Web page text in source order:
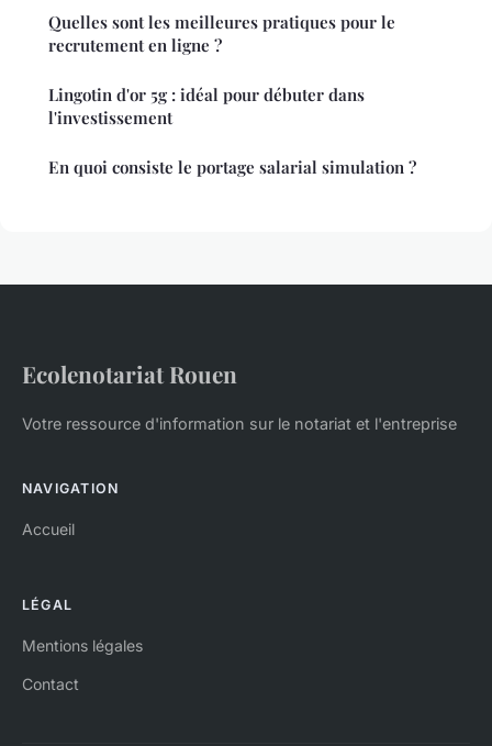
Quelles sont les meilleures pratiques pour le
recrutement en ligne ?
Lingotin d'or 5g : idéal pour débuter dans
l'investissement
En quoi consiste le portage salarial simulation ?
Ecolenotariat Rouen
Votre ressource d'information sur le notariat et l'entreprise
NAVIGATION
Accueil
LÉGAL
Mentions légales
Contact